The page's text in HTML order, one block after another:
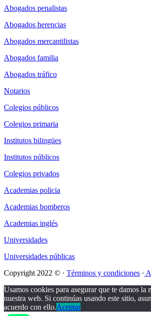
Abogados penalistas
Abogados herencias
Abogados mercantilistas
Abogados familia
Abogados tráfico
Notarios
Colegios públicos
Colegios primaria
Institutos bilingües
Institutos públicos
Colegios privados
Academias policia
Academias bomberos
Academias inglés
Universidades
Universidades públicas
Copyright 2022 © · Términos y condiciones ·
Usamos cookies para asegurar que te damos la
nuestra web. Si continúas usando este sitio,
acuerdo con ello.Aceptar